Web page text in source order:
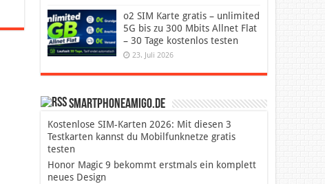
o2 SIM Karte gratis – unlimited
5G bis zu 300 Mbits Allnet Flat
– 30 Tage kostenlos testen
23. Juli 2026
SmartphoneAmigo.de
Kostenlose SIM-Karten 2026: Mit diesen 3
Testkarten kannst du Mobilfunknetze gratis
testen
Honor Magic 9 bekommt erstmals ein komplett
neues Design